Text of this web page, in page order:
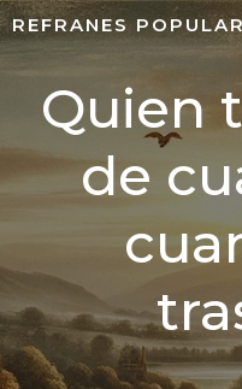
REFRANES
Quien
de